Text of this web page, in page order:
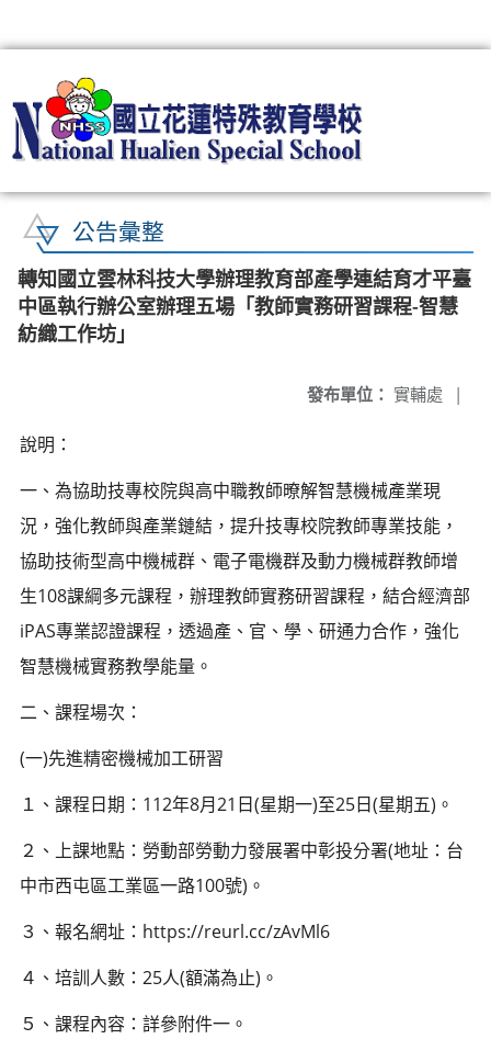
公告彙整
轉知國立雲林科技大學辦理教育部產學連結育才平臺
中區執行辦公室辦理五場「教師實務研習課程-智慧
紡織工作坊」
發布單位： 實輔處 |
說明：
一、為協助技專校院與高中職教師暸解智慧機械產業現
況，強化教師與產業鏈結，提升技專校院教師專業技能，
協助技術型高中機械群、電子電機群及動力機械群教師增
生108課綱多元課程，辦理教師實務研習課程，結合經濟部
iPAS專業認證課程，透過產、官、學、研通力合作，強化
智慧機械實務教學能量。
二、課程場次：
(一)先進精密機械加工研習
１、課程日期：112年8月21日(星期一)至25日(星期五)。
２、上課地點：勞動部勞動力發展署中彰投分署(地址：台
中市西屯區工業區一路100號)。
３、報名網址：https://reurl.cc/zAvMl6
４、培訓人數：25人(額滿為止)。
５、課程內容：詳參附件一。